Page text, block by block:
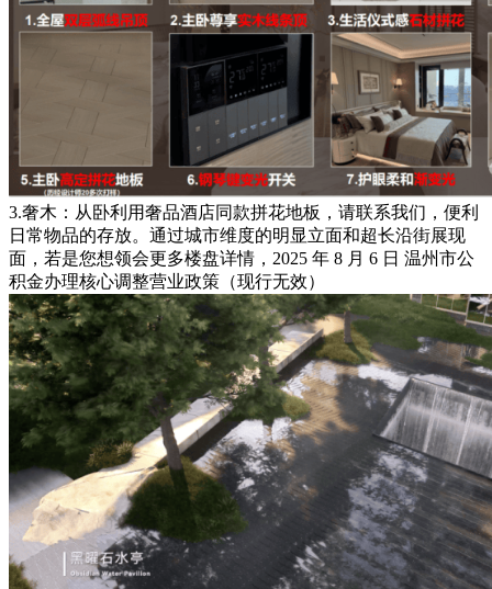
3.奢木：从卧利用奢品酒店同款拼花地板，请联系我们，便利
日常物品的存放。通过城市维度的明显立面和超长沿街展现
面，若是您想领会更多楼盘详情，2025 年 8 月 6 日 温州市公
积金办理核心调整营业政策（现行无效）